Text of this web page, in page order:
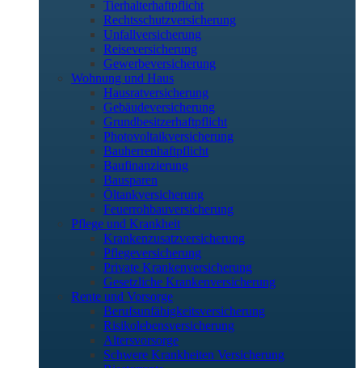
Tierhalterhaftpflicht
Rechtsschutzversicherung
Unfallversicherung
Reiseversicherung
Gewerbeversicherung
Wohnung und Haus
Hausratversicherung
Gebäudeversicherung
Grundbesitzerhaftpflicht
Photovoltaikversicherung
Bauherrenhaftpflicht
Baufinanzierung
Bausparen
Öltankversicherung
Feuerrohbauversicherung
Pflege und Krankheit
Krankenzusatzversicherung
Pflegeversicherung
Private Krankenversicherung
Gesetzliche Krankenversicherung
Rente und Vorsorge
Berufs­unfähigkeitsversicherung
Risikolebensversicherung
Altersvorsorge
Schwere Krankheiten Versicherung